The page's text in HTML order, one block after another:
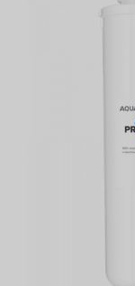
АКСЕССУАРЫ